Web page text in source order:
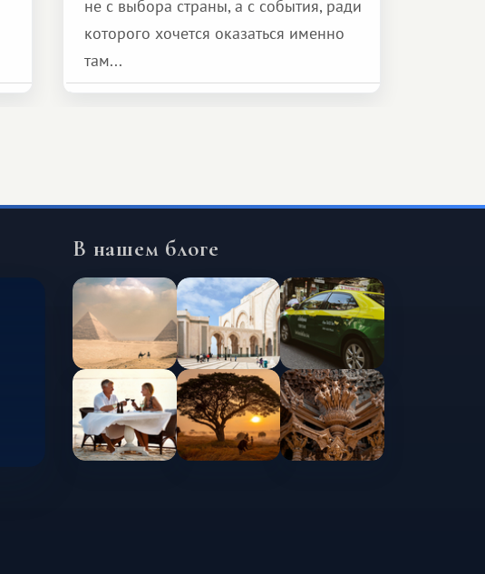
не с выбора страны, а с события, ради
которого хочется оказаться именно
там...
В нашем блоге